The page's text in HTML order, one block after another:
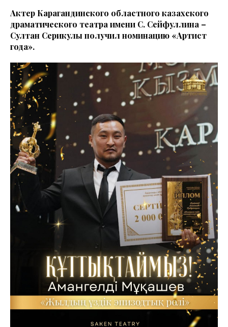
Актер Карагандинского областного казахского
драматического театра имени С. Сейфуллина –
Султан Серикулы получил номинацию «Артист
года».